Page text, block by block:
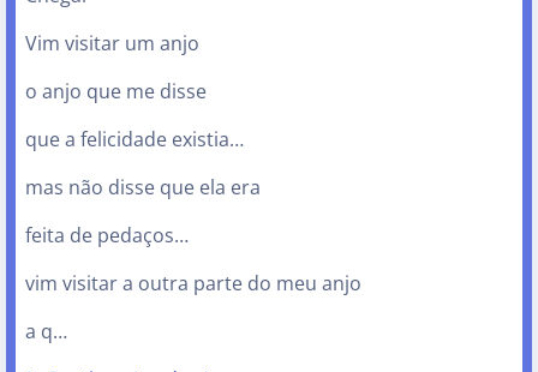
Vim visitar um anjo
o anjo que me disse
que a felicidade existia…
mas não disse que ela era
feita de pedaços…
vim visitar a outra parte do meu anjo
a q…